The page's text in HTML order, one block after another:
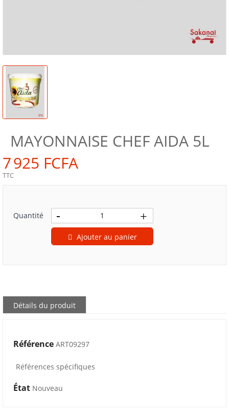
MAYONNAISE CHEF AIDA 5L
7 925 FCFA
TTC
Quantité
Ajouter au panier
Détails du produit
Référence ART09297
Références spécifiques
État Nouveau